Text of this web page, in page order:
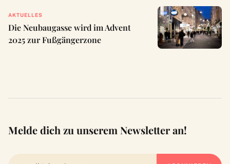
AKTUELLES
Die Neubaugasse wird im Advent
2025 zur Fußgängerzone
Melde dich zu unserem Newsletter an!